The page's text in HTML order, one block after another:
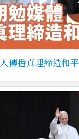
傳播真理締造和平